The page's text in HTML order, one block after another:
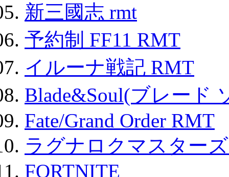
新三國志 rmt
予約制 FF11 RMT
イルーナ戦記 RMT
Blade&Soul(ブレード
Fate/Grand Order RMT
ラグナロクマスター
FORTNITE